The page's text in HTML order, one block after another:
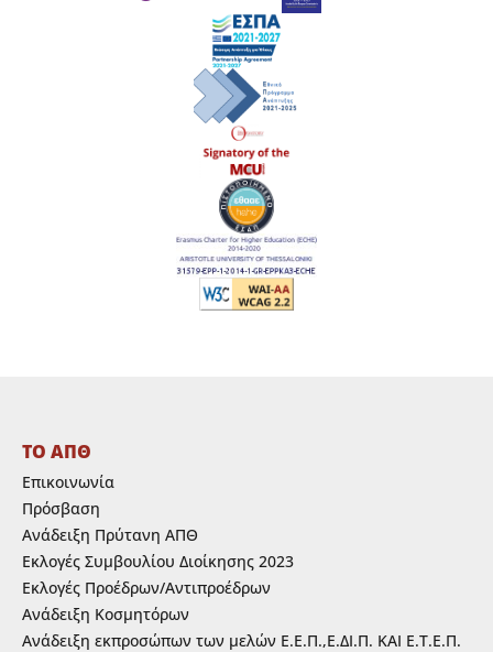
ΤΟ ΑΠΘ
Επικοινωνία
Πρόσβαση
Ανάδειξη Πρύτανη ΑΠΘ
Εκλογές Συμβουλίου Διοίκησης 2023
Εκλογές Προέδρων/Αντιπροέδρων
Ανάδειξη Κοσμητόρων
Ανάδειξη εκπροσώπων των μελών Ε.Ε.Π.,Ε.ΔΙ.Π. ΚΑΙ Ε.Τ.Ε.Π.